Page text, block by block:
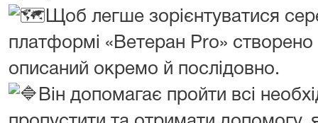
Щоб легше зорієнтуватися
платформі «Ветеран Pro»
описаний окремо й послідовно.
Він допомагає пройти всі